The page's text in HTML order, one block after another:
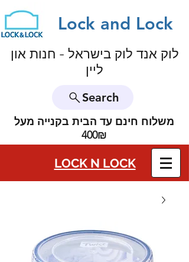
Lock and Lock
לוק אנד לוק בישראל - חנות און
ליין
Search
משלוח חינם עד הבית בקנייה מעל
400₪
LOCK N LOCK